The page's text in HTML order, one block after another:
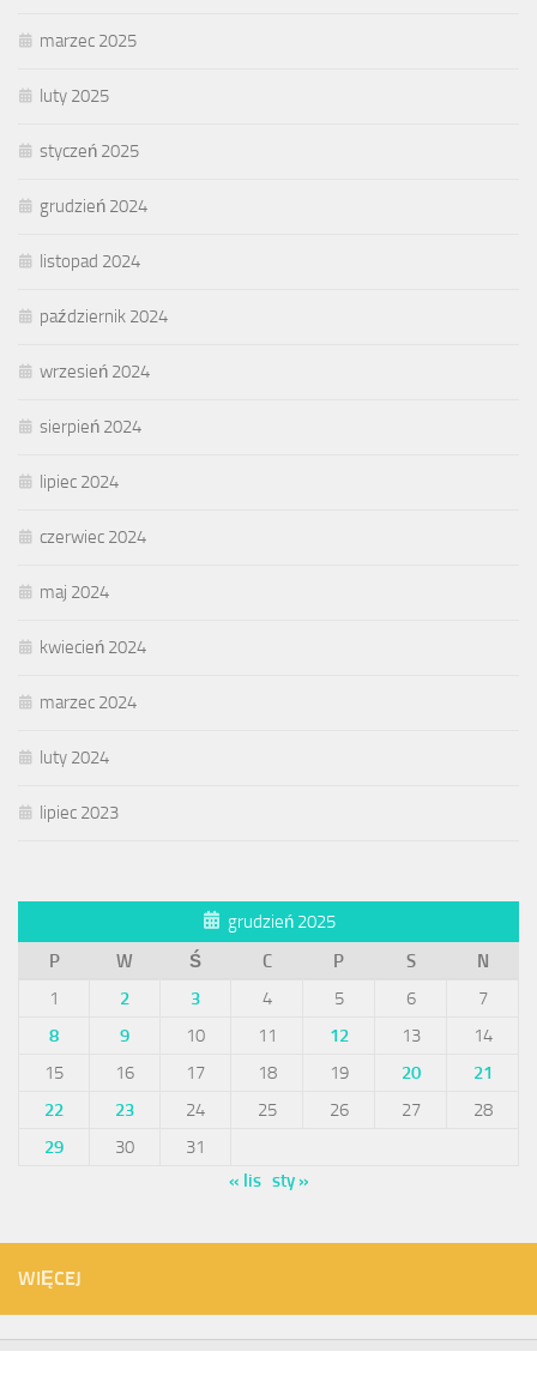
marzec 2025
luty 2025
styczeń 2025
grudzień 2024
listopad 2024
październik 2024
wrzesień 2024
sierpień 2024
lipiec 2024
czerwiec 2024
maj 2024
kwiecień 2024
marzec 2024
luty 2024
lipiec 2023
grudzień 2025
P
W Ś C P S
N
1
2 3 4 5 6
7
8
9 10 11 12 13
14
15
16 17 18 19 20
21
22
23 24 25 26 27
28
29
30
31
« lis sty »
WIĘCEJ